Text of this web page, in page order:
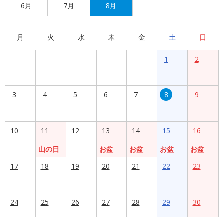
6月 7月 8月
月 火 水 木 金 土 日
1 2
3 4 5 6 7 8 9
10
11
山の日
12
13
お盆
14
お盆
15
お盆
16
お盆
17
18 19 20 21 22 23
24 25 26 27 28 29 30